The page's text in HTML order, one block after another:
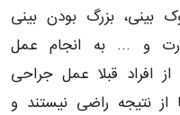
بینی، بزرگ بودن بینی
و … به انجام عمل
از افراد قبلا عمل جراحی
از نتیجه راضی نیستند و